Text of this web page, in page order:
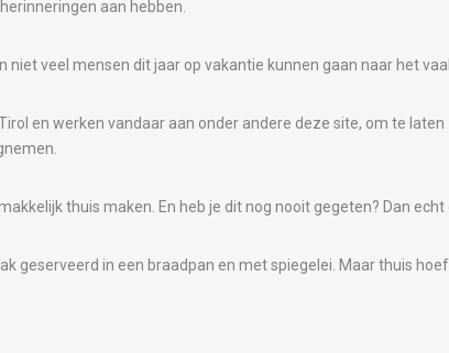
aan hebben.
niet veel mensen dit jaar op vakantie kunnen gaan naar het
en werken vandaar aan onder andere deze site, om te
thuis maken. En heb je dit nog nooit gegeten? Dan
geserveerd in een braadpan en met spiegelei. Maar thuis